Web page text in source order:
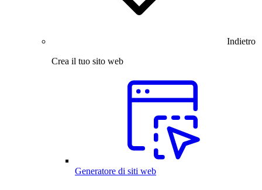
Indietro
Crea il tuo sito web
Generatore di siti web